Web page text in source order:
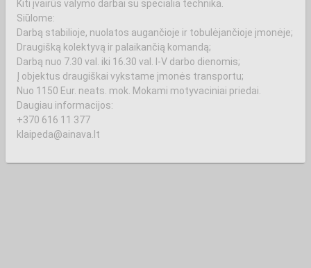
Kiti įvairūs valymo darbai su specialia technika.
Siūlome:
Darbą stabilioje, nuolatos augančioje ir tobulėjančioje įmonėje;
Draugišką kolektyvą ir palaikančią komandą;
Darbą nuo 7.30 val. iki 16.30 val. I-V darbo dienomis;
Į objektus draugiškai vykstame įmonės transportu;
Nuo 1150 Eur. neats. mok. Mokami motyvaciniai priedai.
Daugiau informacijos:
+370 616 11 377
klaipeda@ainava.lt